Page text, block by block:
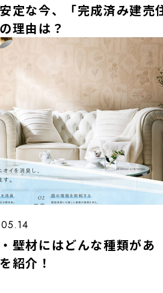
定な今、「完成済み建売
理由は？
壁材にはどんな種類があ
紹介！